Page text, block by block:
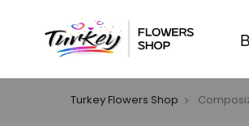
Turkey Flowers Shop